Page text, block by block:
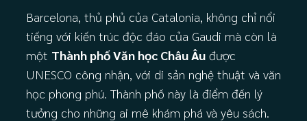
Barcelona, thủ phủ của Catalonia, không chỉ nổi
tiếng với kiến trúc độc đáo của Gaudi mà còn là
một Thành phố Văn học Châu Âu được
UNESCO công nhận, với di sản nghệ thuật và văn
học phong phú. Thành phố này là điểm đến lý
tưởng cho những ai mê khám phá và yêu sách.